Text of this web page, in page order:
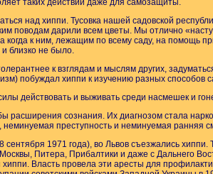
таких действий даже для самозащиты.
над хиппи. Тусовка нашей садовской
поводам дарили всем цветы. Мы отлично
к ним, лежащим по всему саду, на помощь
близко не было.
к взглядам и мыслям других,
побуждал хиппи к изучению разных способов
действовать и выживать среди насмешек и
расширения сознания. Их диагнозом стала
преступность и неминуемая ранняя
1971 года), во Львов съезжались хиппи.
Питера, Прибалтики и даже с Дальнего
Власть провела эти аресты для